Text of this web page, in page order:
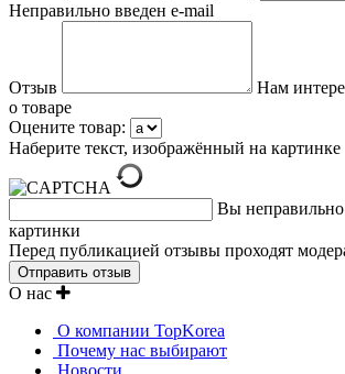
Неправильно введен e-mail
Отзыв
Нам
о товаре
Оцените товар:
Наберите текст, изображённый на картинке
Вы неправильно
картинки
Перед публикацией отзывы проходят
О нас
О компании TopKorea
Почему нас выбирают
Новости